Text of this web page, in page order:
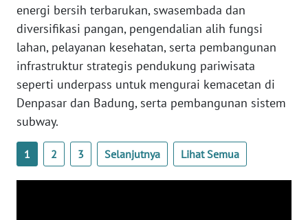
energi bersih terbarukan, swasembada dan
diversifikasi pangan, pengendalian alih fungsi
lahan, pelayanan kesehatan, serta pembangunan
infrastruktur strategis pendukung pariwisata
seperti underpass untuk mengurai kemacetan di
Denpasar dan Badung, serta pembangunan sistem
subway.
1 2 3 Selanjutnya Lihat Semua
WN
SULBAR
BABEL
WN
SUMBAR
WN